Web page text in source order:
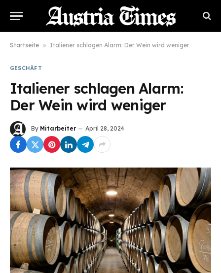
Startseite » Italiener schlagen Alarm: Der Wein wird weniger
GESCHÄFT
Italiener schlagen Alarm:
Der Wein wird weniger
By Mitarbeiter April 28, 2024